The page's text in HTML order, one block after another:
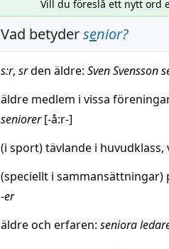
Vill du föreslå ett nytt ord
Vad betydersenior?
s:r, srden äldre: Sven Svensson
äldre medlem i vissa
seniorer[-å:r-]
(i sport)tävlande i huvudklass,
(speciellt i sammansättningar)
-er
äldreoch erfaren: seniora